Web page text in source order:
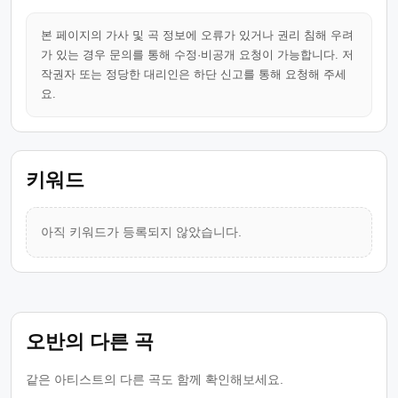
본 페이지의 가사 및 곡 정보에 오류가 있거나 권리 침해 우려
가 있는 경우 문의를 통해 수정·비공개 요청이 가능합니다. 저
작권자 또는 정당한 대리인은 하단 신고를 통해 요청해 주세
요.
키워드
아직 키워드가 등록되지 않았습니다.
오반의 다른 곡
같은 아티스트의 다른 곡도 함께 확인해보세요.